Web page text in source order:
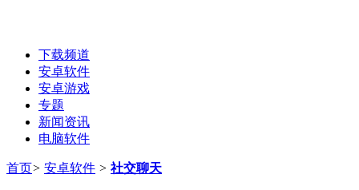
下载频道
安卓软件
安卓游戏
专题
新闻资讯
电脑软件
首页> 安卓软件 > 社交聊天